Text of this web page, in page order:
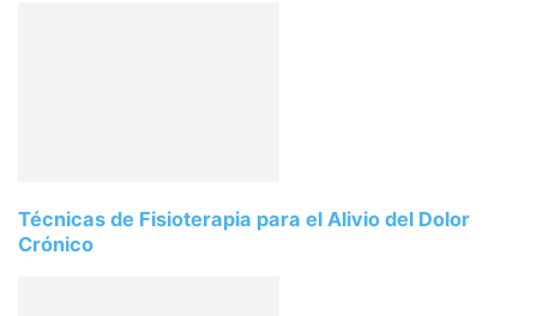
Técnicas de Fisioterapia para el Alivio del Dolor
Crónico